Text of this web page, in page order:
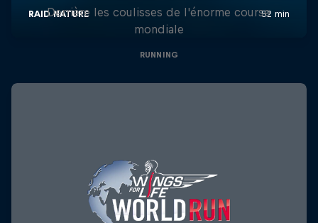
Derrière les coulisses de l'énorme course
mondiale
RUNNING